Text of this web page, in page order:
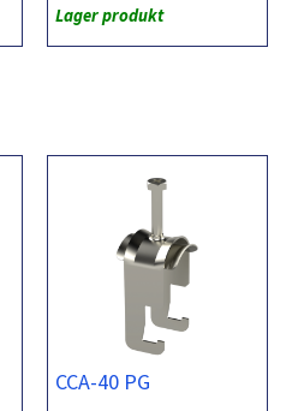
Lager produkt
CCA-40 PG